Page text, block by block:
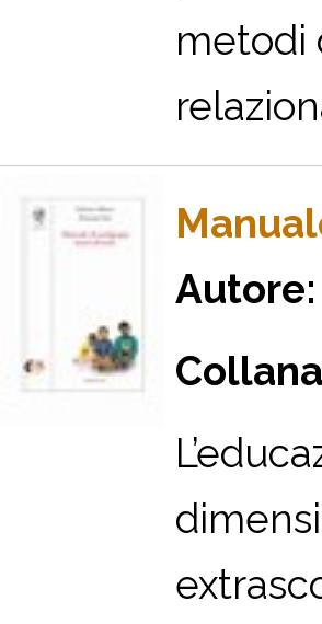
metodi
Autore: